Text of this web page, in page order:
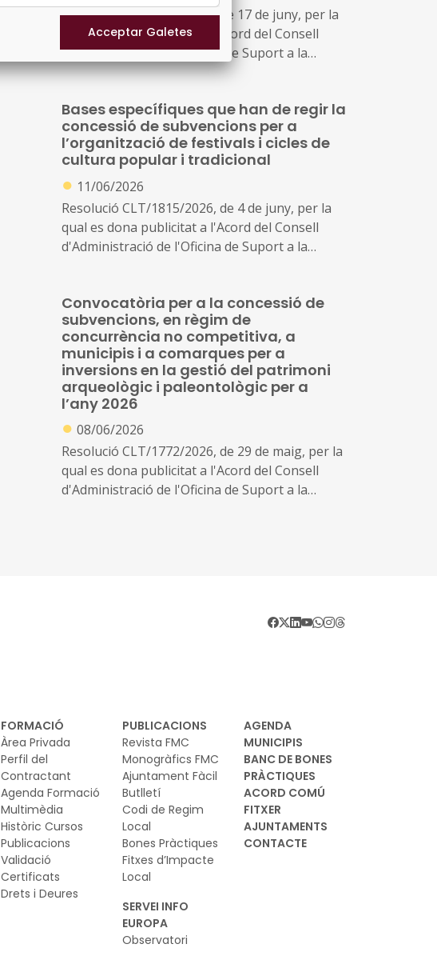
Resolució CLT/2005/2026, de 17 de juny, per la
qual es dona publicitat a l'Acord del Consell
d'Administració de l'Oficina de Suport a la
Iniciativa Cultural pel qual s'aproven les bases
subvencions per a la programació
d'espectacles d'arts en viu i activitats d'arts
visuals de caràcter professional en
esdeveniments d'interès agroturístic
Bases específiques que han de regir la
concessió de subvencions per a
l’organització de festivals i cicles de
cultura popular i tradicional
● 11/06/2026
Resolució CLT/1815/2026, de 4 de juny, per la
qual es dona publicitat a l'Acord del Consell
d'Administració de l'Oficina de Suport a la
subvencions per a l'organització de festivals i
cicles de cultura popular i tradicional
Convocatòria per a la concessió de
subvencions, en règim de
concurrència no competitiva, a
municipis i a comarques per a
inversions en la gestió del patrimoni
arqueològic i paleontològic per a
l’any 2026
● 08/06/2026
Resolució CLT/1772/2026, de 29 de maig, per la
qual es dona publicitat a l'Acord del Consell
d'Administració de l'Oficina de Suport a la
FORMACIÓ
Àrea Privada
Perfil del
Contractant
Agenda Formació
Multimèdia
Històric Cursos
Publicacions
Validació
Certificats
Drets i Deures
PUBLICACIONS
Revista FMC
Monogràfics FMC
Ajuntament Fàcil
Butlletí
Codi de Regim
Local
Bones Pràctiques
Fitxes d’Impacte
Local
SERVEI INFO
EUROPA
Observatori
AGENDA
MUNICIPIS
BANC DE BONES
PRÀCTIQUES
ACORD COMÚ
FITXER
AJUNTAMENTS
CONTACTE